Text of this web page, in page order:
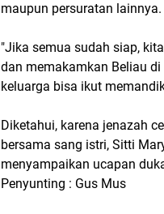
maupun persuratan lainnya.
"Jika semua sudah siap,
dan memakamkan Beliau
keluarga bisa ikut
Diketahui, karena jenazah
bersama sang istri, Sitti
menyampaikan ucapan
Penyunting : Gus Mus